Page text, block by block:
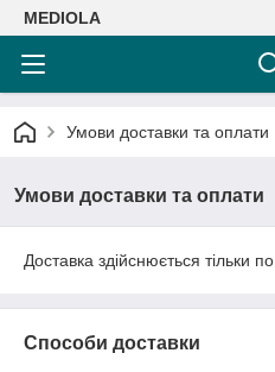
MEDIOLA
Умови доставки та оплати
Умови доставки та оплати
Доставка здійснюється тільки
Способи доставки